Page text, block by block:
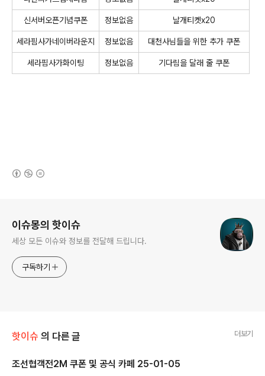
신서버오픈기념쿠폰 정보없음 날개티켓x20
세라핌사가네이버라운지 정보없음 대천사님들을 위한 추가 쿠폰
세라핌사가화이팅 정보없음 기다림을 달래 줄 쿠폰
이슈몽의 핫이슈
세상 모든 이슈와 정보를 전달해 드립니다.
구독하기
핫이슈 의 다른 글 더보기
조선협객전2M 쿠폰 및 공식 카페 25-01-05